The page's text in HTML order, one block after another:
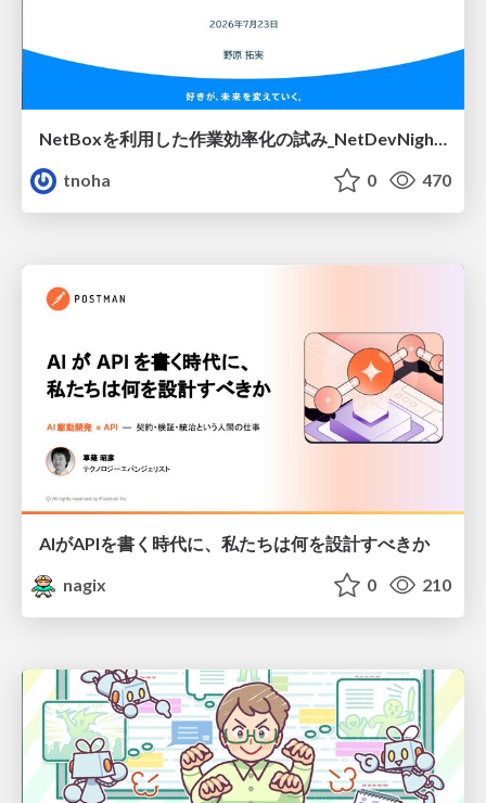
NetBoxを利用した作業効率化の試み_NetDevNight4
tnoha
0 470
AIがAPIを書く時代に、私たちは何を設計すべきか
nagix
0 210